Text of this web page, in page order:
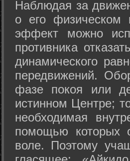
Hаблюдая за
о его физическом
эффект можно
противника
динамического
передвижений.
фазе покоя или
истинном Центре;
необходимая
помощью которых
воле. Поэтому